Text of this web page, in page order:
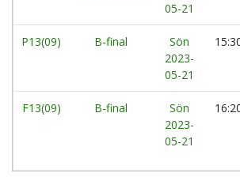
05-21
P13(09) B-final
Sön
2023-
05-21
F13(09) B-final
Sön
2023-
05-21